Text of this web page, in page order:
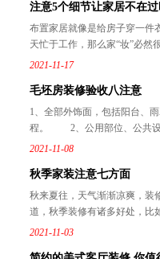
注意5个细节让家居不在过
布置家居就像是给房子穿一件
天忙于工作，那么家“妆”必然
2021-11-17
毛坯房装修验收八注意
1、全部外饰面，包括阳台、
程。 2、公用部位、公共设
2021-11-08
秋季家装注意七方面
秋来夏往，天气渐渐凉爽，装
道，秋季装修有诸多好处，比
2021-11-03